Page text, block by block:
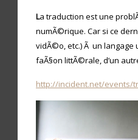
La traduction est une
numÃ©rique. Car si ce
vidÃ©o, etc.) Ã un langage
faÃ§on littÃ©rale, d’un
http://incident.net/events/